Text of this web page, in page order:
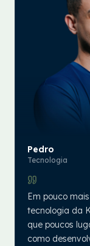
Pedro
Tecnologia
Em pouco
tecnologia da
que poucos
como